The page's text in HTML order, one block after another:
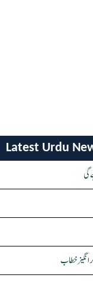
Latest Urdu
انگیز خطاب